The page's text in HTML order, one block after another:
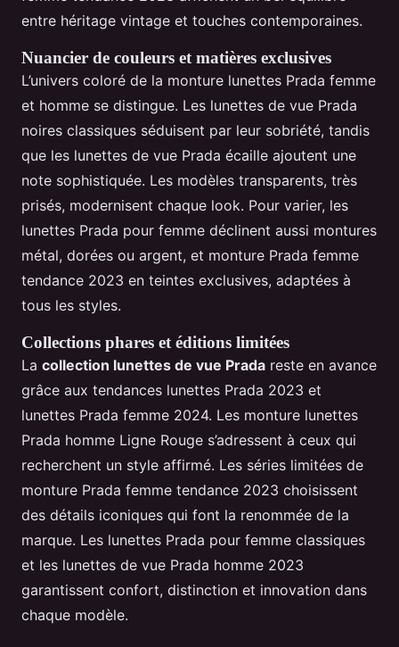
entre héritage vintage et touches contemporaines.
Nuancier de couleurs et matières exclusives
L’univers coloré de la monture lunettes Prada femme
et homme se distingue. Les lunettes de vue Prada
noires classiques séduisent par leur sobriété, tandis
que les lunettes de vue Prada écaille ajoutent une
note sophistiquée. Les modèles transparents, très
prisés, modernisent chaque look. Pour varier, les
lunettes Prada pour femme déclinent aussi montures
métal, dorées ou argent, et monture Prada femme
tendance 2023 en teintes exclusives, adaptées à
tous les styles.
Collections phares et éditions limitées
La collection lunettes de vue Prada reste en avance
grâce aux tendances lunettes Prada 2023 et
lunettes Prada femme 2024. Les monture lunettes
Prada homme Ligne Rouge s’adressent à ceux qui
recherchent un style affirmé. Les séries limitées de
monture Prada femme tendance 2023 choisissent
des détails iconiques qui font la renommée de la
marque. Les lunettes Prada pour femme classiques
et les lunettes de vue Prada homme 2023
garantissent confort, distinction et innovation dans
chaque modèle.